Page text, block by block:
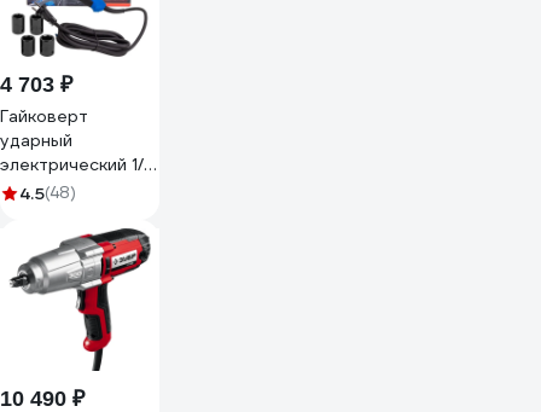
4 703 ₽
Гайковерт
ударный
электрический 1/2
450Вт Forsage F-
4.5(48)
10 490 ₽